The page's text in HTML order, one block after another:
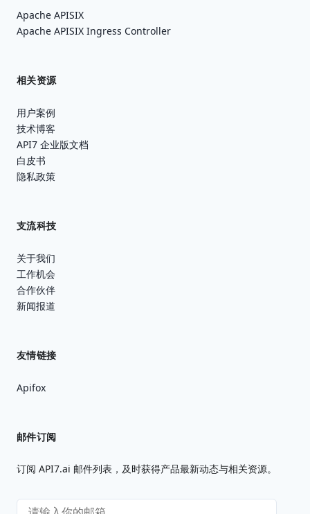
Apache APISIX
Apache APISIX Ingress Controller
相关资源
用户案例
技术博客
API7 企业版文档
白皮书
隐私政策
支流科技
关于我们
工作机会
合作伙伴
新闻报道
友情链接
Apifox
邮件订阅
订阅 API7.ai 邮件列表，及时获得产品最新动态与相关资源。